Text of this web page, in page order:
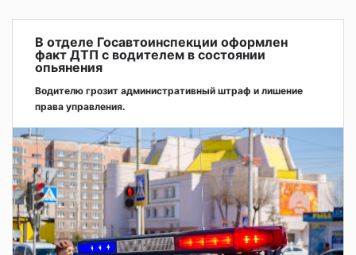
В отделе Госавтоинспекции оформлен
факт ДТП с водителем в состоянии
опьянения
Водителю грозит административный штраф и лишение
права управления.